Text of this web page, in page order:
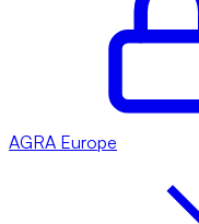
AGRA Europe